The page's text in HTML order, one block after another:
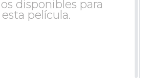
disponibles para
esta película.